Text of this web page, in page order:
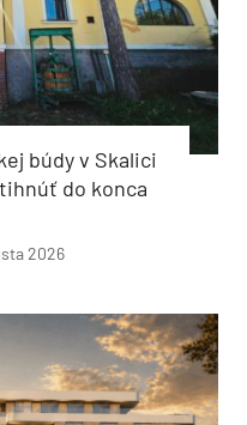
búdy v Skalici
do konca
2026